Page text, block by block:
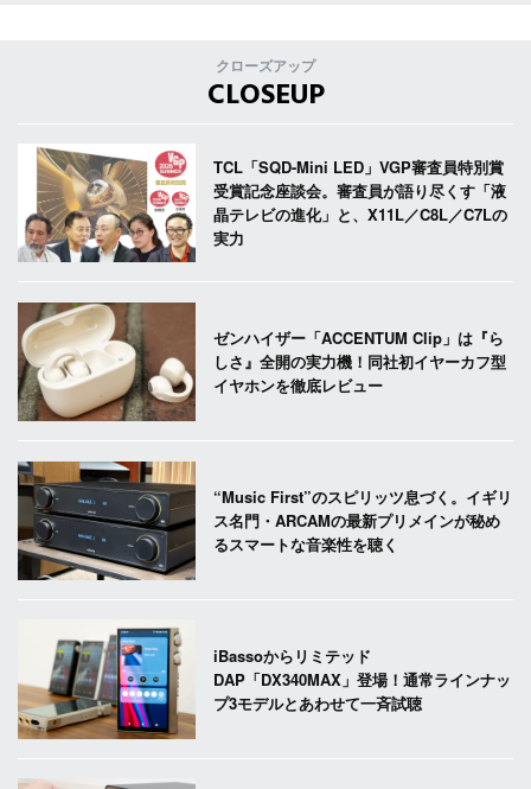
クローズアップ
CLOSEUP
TCL「SQD-Mini LED」VGP審査員特別賞
受賞記念座談会。審査員が語り尽くす「液
晶テレビの進化」と、X11L／C8L／C7Lの
実力
ゼンハイザー「ACCENTUM Clip」は『ら
しさ』全開の実力機！同社初イヤーカフ型
イヤホンを徹底レビュー
“Music First”のスピリッツ息づく。イギリ
ス名門・ARCAMの最新プリメインが秘め
るスマートな音楽性を聴く
iBassoからリミテッド
DAP「DX340MAX」登場！通常ラインナッ
プ3モデルとあわせて一斉試聴